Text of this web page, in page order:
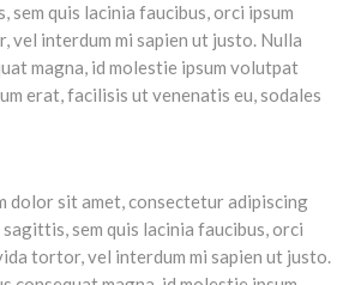
sem quis lacinia faucibus, orci ipsum
vel interdum mi sapien ut justo. Nulla
magna, id molestie ipsum volutpat
erat, facilisis ut venenatis eu, sodales
dolor sit amet, consectetur adipiscing
sem quis lacinia faucibus, orci
tortor, vel interdum mi sapien ut justo.